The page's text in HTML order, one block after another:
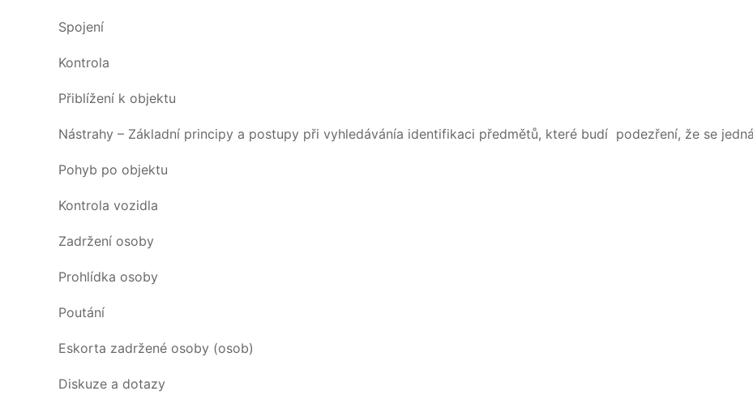
Spojení
Kontrola
Přiblížení k objektu
Nástrahy – Základní principy a postupy při vyhledávánía identifikaci předmětů, které budí podezření, že se
Pohyb po objektu
Kontrola vozidla
Zadržení osoby
Prohlídka osoby
Poutání
Eskorta zadržené osoby (osob)
Diskuze a dotazy